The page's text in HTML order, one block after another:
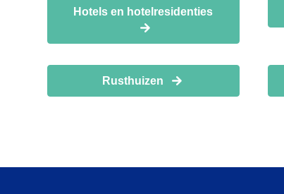
Hotels en hotelresidenties
Rusthuizen